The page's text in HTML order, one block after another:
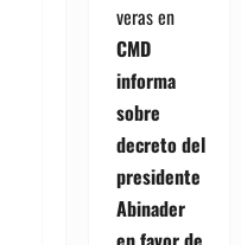
verasen
CMD
informa
sobre
decreto del
presidente
Abinader